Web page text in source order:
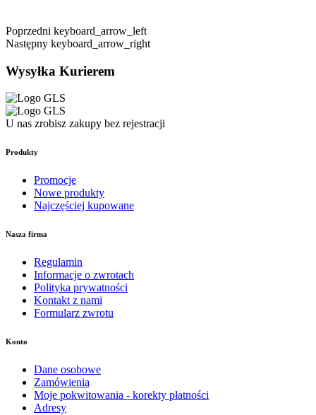
Poprzedni keyboard_arrow_left
Następny keyboard_arrow_right
Wysyłka Kurierem
U nas zrobisz zakupy bez rejestracji
Produkty
Promocje
Nowe produkty
Najczęściej kupowane
Nasza firma
Regulamin
Informacje o zwrotach
Polityka prywatności
Kontakt z nami
Formularz zwrotu
Konto
Dane osobowe
Zamówienia
Moje pokwitowania - korekty płatności
Adresy